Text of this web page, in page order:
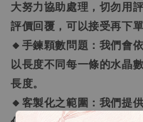
大努力協助處理，切勿用
評價回覆，可以接受再下單
🔸手鍊顆數問題：我們會
以長度不同每一條的水晶
長度。
🔸客製化之範圍：我們提